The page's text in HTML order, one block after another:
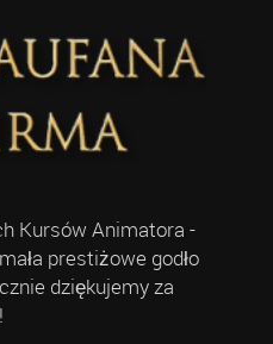
Kursów Animatora -
prestiżowe godło
dziękujemy za